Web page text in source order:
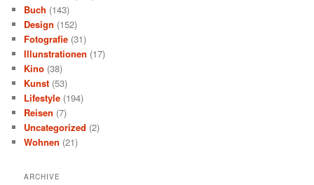
Buch (143)
Design (152)
Fotografie (31)
Illunstrationen (17)
Kino (38)
Kunst (53)
Lifestyle (194)
Reisen (7)
Uncategorized (2)
Wohnen (21)
ARCHIVE